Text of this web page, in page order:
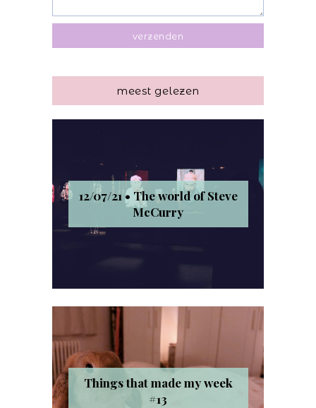
meest gelezen
12/07/21 • The world of Steve
McCurry
Things that made my week
#13